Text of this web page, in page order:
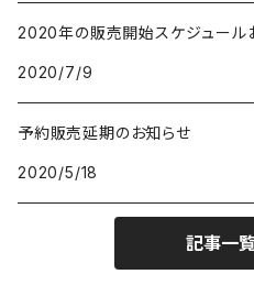
2020年の販売開始スケジュール
2020/7/9
予約販売延期のお知らせ
2020/5/18
記事一